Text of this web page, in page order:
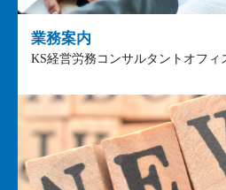
業務案内
KS経営労務コンサルタントオフィ